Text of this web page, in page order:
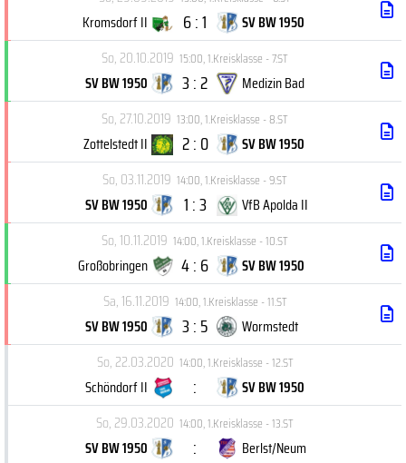
Kromsdorf II 6 : 1
SV BW 1950
So, 20.10.2019 15:00,1.Kreisklasse - 7.ST
SV BW 1950 3 : 2
Medizin Bad
So, 27.10.2019 13:00,1.Kreisklasse - 8.ST
Zottelstedt II 2 : 0
SV BW 1950
So, 03.11.2019 14:00,1.Kreisklasse - 9.ST
SV BW 1950 1 : 3
VfB Apolda II
So, 10.11.2019 14:00,1.Kreisklasse - 10.ST
Großobringen 4 : 6
SV BW 1950
Sa, 16.11.2019 14:00,1.Kreisklasse - 11.ST
SV BW 1950 3 : 5
Wormstedt
So, 22.03.2020 14:00,1.Kreisklasse - 12.ST
Schöndorf II :
SV BW 1950
So, 29.03.2020 14:00,1.Kreisklasse - 13.ST
SV BW 1950 :
Berlst/Neum